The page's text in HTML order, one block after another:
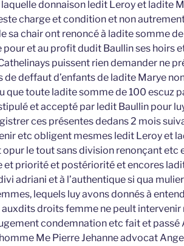
donnaison ledit Leroy et ladite
charge et condition et non
sa chair ont renoncé à ladite somme
et au profit dudit Baullin ses hoirs
puissent rien demander ne
deffaut d’enfants de ladite Marye
toute ladite somme de 100 escuz
et accepté par ledit Baullin pour
ces présentes dedans 2 mois
etc obligent mesmes ledit Leroy et
opur le tout sans division renonçant etc
et priorité et postériorité et encores
adriani et à l’authentique si qua
lequels luy avons donnés à
droits femme ne peult intervenir
condemnation etc fait et passé
Me Pierre Jehanne advocat